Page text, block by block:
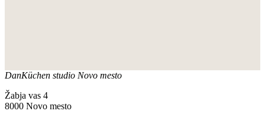
DanKüchen studio Novo mesto
Žabja vas 4
8000 Novo mesto